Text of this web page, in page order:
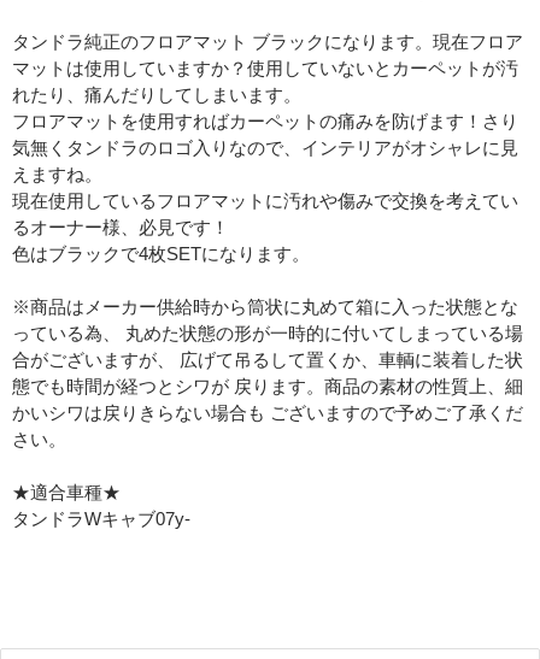
タンドラ純正のフロアマット ブラックになります。現在フロア
マットは使用していますか？使用していないとカーペットが汚
れたり、痛んだりしてしまいます。
フロアマットを使用すればカーペットの痛みを防げます！さり
気無くタンドラのロゴ入りなので、インテリアがオシャレに見
えますね。
現在使用しているフロアマットに汚れや傷みで交換を考えてい
るオーナー様、必見です！
色はブラックで4枚SETになります。
※商品はメーカー供給時から筒状に丸めて箱に入った状態とな
っている為、 丸めた状態の形が一時的に付いてしまっている場
合がございますが、 広げて吊るして置くか、車輌に装着した状
態でも時間が経つとシワが 戻ります。商品の素材の性質上、細
かいシワは戻りきらない場合も ございますので予めご了承くだ
さい。
★適合車種★
タンドラWキャブ07y-